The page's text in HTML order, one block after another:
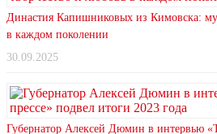
Династия Капишниковых из Кимовска:
в каждом поколении
30.09.2025
Губернатор Алексей Дюмин в интервью